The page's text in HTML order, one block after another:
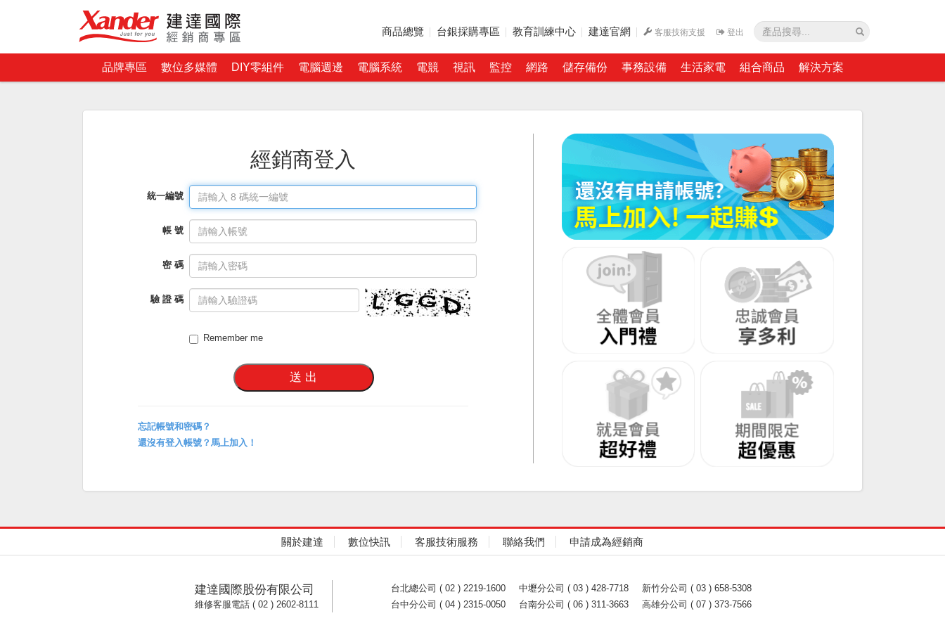
商品總覽 台銀採購專區 教育訓練中心 建達官網 客服技術支援 登出
品牌專區 數位多媒體 DIY零組件 電腦週邊 電腦系統 電競 視訊 監控 網路 儲存備份 事務設備 生活家電 組合商品 解決方案
經銷商登入
統一編號
帳 號
密 碼
驗 證 碼
Remember me
忘記帳號和密碼？
還沒有登入帳號？馬上加入！
關於建達 數位快訊 客服技術服務 聯絡我們 申請成為經銷商
建達國際股份有限公司
維修客服電話 ( 02 ) 2602-8111
台北總公司 ( 02 ) 2219-1600 中壢分公司 ( 03 ) 428-7718
新竹分公司 ( 03 ) 658-5308
台中分公司 ( 04 ) 2315-0050
台南分公司 ( 06 ) 311-3663 高雄分公司 ( 07 ) 373-7566